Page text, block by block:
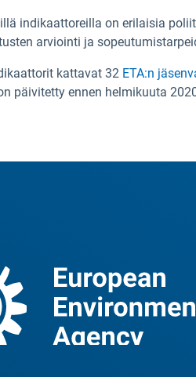
indikaattoreilla on erilaisia
arviointi ja
kattavat 32 ETA:n
päivitetty ennen helmikuuta